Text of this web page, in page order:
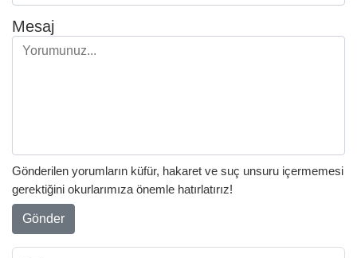
Mesaj
Gönderilen yorumların küfür, hakaret ve suç unsuru içermemesi
gerektiğini okurlarımıza önemle hatırlatırız!
Gönder